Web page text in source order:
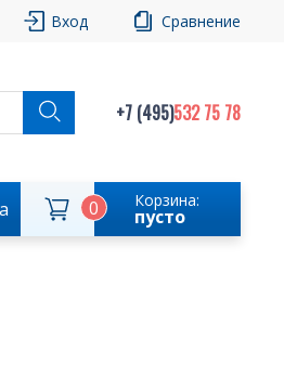
Вход Сравнение
+7 (495)532 75 78
Корзина:
пусто
0